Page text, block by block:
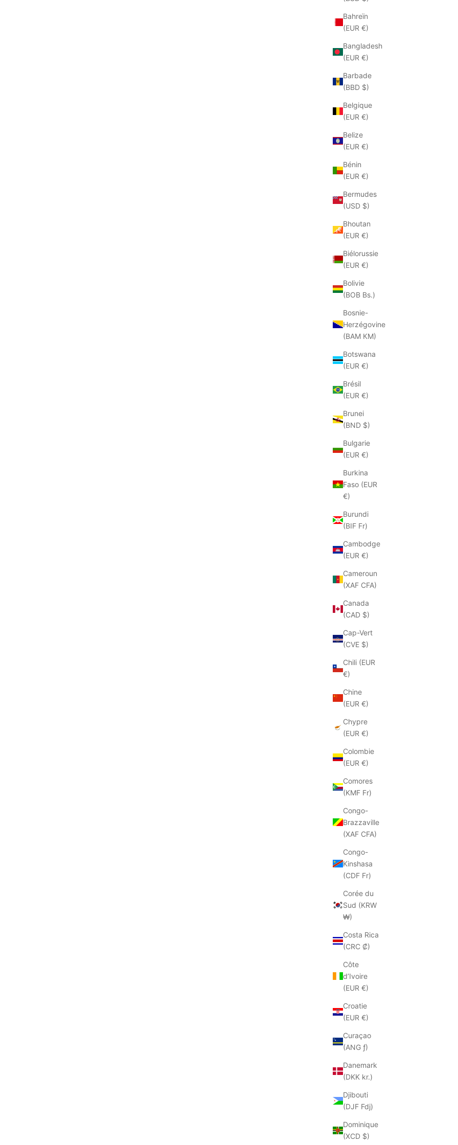
Bahreïn
(EUR €)
Bangladesh
(EUR €)
Barbade
(BBD $)
Belgique
(EUR €)
Belize
(EUR €)
Bénin
(EUR €)
Bermudes
(USD $)
Bhoutan
(EUR €)
Biélorussie
(EUR €)
Bolivie
(BOB Bs.)
Bosnie-
Herzégovine
(BAM КМ)
Botswana
(EUR €)
Brésil
(EUR €)
Brunei
(BND $)
Bulgarie
(EUR €)
Burkina
Faso (EUR
€)
Burundi
(BIF Fr)
Cambodge
(EUR €)
Cameroun
(XAF CFA)
Canada
(CAD $)
Cap-Vert
(CVE $)
Chili (EUR
€)
Chine
(EUR €)
Chypre
(EUR €)
Colombie
(EUR €)
Comores
(KMF Fr)
Congo-
Brazzaville
(XAF CFA)
Congo-
Kinshasa
(CDF Fr)
Corée du
Sud (KRW
₩)
Costa Rica
(CRC ₡)
Côte
d’Ivoire
(EUR €)
Croatie
(EUR €)
Curaçao
(ANG ƒ)
Danemark
(DKK kr.)
Djibouti
(DJF Fdj)
Dominique
(XCD $)
Jaune
ECONOMISEZ 50%
Mocassins Toral Kimana taupe
Couleur
Taupe
MAT:20
Mocassins Mat:20 9029 noir perforé
Prix soldé
€82.50Prix
€165.00
Couleur
BIBI LOU
Mocassins Bibi Lou Nela Camel
Prix soldé
€89.50Prix
€179.00
Camel
BIBI LOU